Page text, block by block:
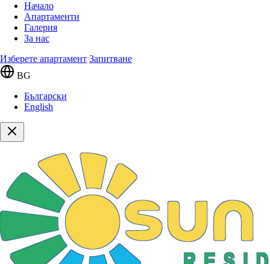
Начало
Апартаменти
Галерия
За нас
Изберете апартамент Запитване
BG
Български
English